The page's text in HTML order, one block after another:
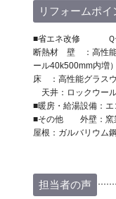
リフォームポイ
■省エネ改修 Ｑ
断熱材 壁 ：高性能
ール40k500mm内増）
床 ：高性能グラス
天井：ロックウー
■暖房・給湯設備
■その他 外壁：窯業
屋根：ガルバリウム
担当者の声